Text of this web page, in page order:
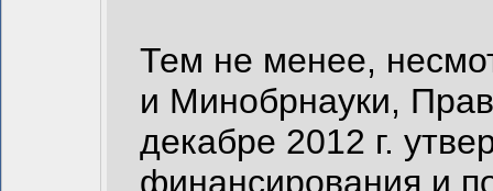
Тем не менее,
и Минобрнауки,
декабре 2012 г.
финансирования и